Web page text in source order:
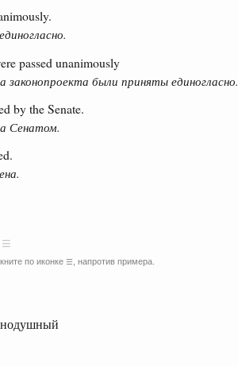
passed unanimously
законопроекта были приняты единогласно.
by the Senate.
Сенатом.
по иконке ☰, напротив примера.